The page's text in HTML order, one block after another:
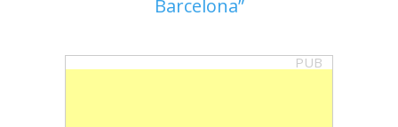
Barcelona
PUB